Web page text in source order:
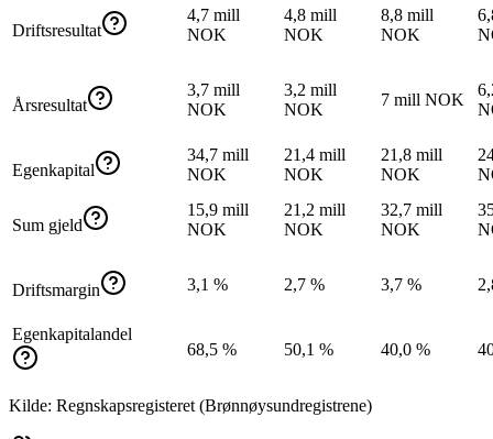
Driftsresultat
4,7 mill
NOK
4,8 mill
NOK
8,8 mill
NOK
Årsresultat
3,7 mill
NOK
3,2 mill
NOK
7 mill NOK
Egenkapital
34,7 mill
NOK
21,4 mill
NOK
21,8 mill
NOK
Sum gjeld
15,9 mill
NOK
21,2 mill
NOK
32,7 mill
NOK
Driftsmargin 3,1 % 2,7 % 3,7 %
Egenkapitalandel
68,5 %
50,1 % 40,0 %
Kilde: Regnskapsregisteret (Brønnøysundregistrene)